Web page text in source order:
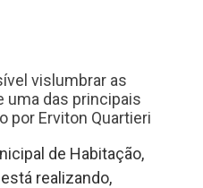
vislumbrar as
uma das principais
por Erviton Quartieri
de Habitação,
realizando,